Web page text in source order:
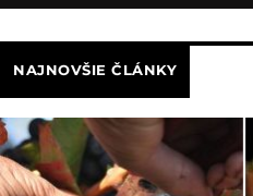
NAJNOVŠIE ČLÁNKY